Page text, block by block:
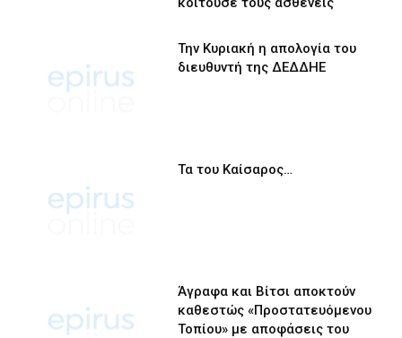
Την Κυριακή η απολογία του
διευθυντή της ΔΕΔΔΗΕ
Τα του Καίσαρος…
Άγραφα και Βίτσι αποκτούν
καθεστώς «Προστατευόμενου
Τοπίου» με αποφάσεις του